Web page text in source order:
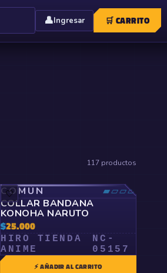
👤Ingresar 🛒CARRITO
117 productos
🤍
COMÚN
▰▱▱▱
COLLAR BANDANA
KONOHA NARUTO
$25.000
HIRO TIENDA
ANIME
NC-
05157
⚡ AÑADIR AL CARRITO